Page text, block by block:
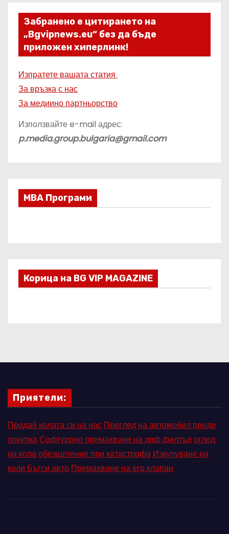
Забранено е цитирането на
„Bgvipnews.eu“ без да бъде
приложен хиперлинк!
Изпратете вашата статия
За връзка с нас
За медиино партньорство
Използвайте e-mail адрес:
p.media.group.bulgaria@gmail.com
МВА Програми
Корица на BG VIP MAGAZINE
Приятели:
Продай колата си на нас Преглед на автомобил преди
покупкаСофтуерно премахване на дпф филтъроглед
на колаобезщетение при катастрофа Изкупуване на
коли Бъгси авто Премахване на егр клапан